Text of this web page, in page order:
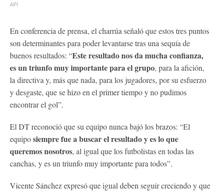
API
En conferencia de prensa, el charrúa señaló que estos tres puntos
son determinantes para poder levantarse tras una sequía de
buenos resultados: “Este resultado nos da mucha confianza,
es un triunfo muy importante para el grupo, para la afición,
la directiva y, más que nada, para los jugadores, por su esfuerzo
y desgaste, que se hizo en el primer tiempo y no pudimos
encontrar el gol”.
El DT reconoció que su equipo nunca bajó los brazos: “El
equiposiempre fue a buscar el resultado y es lo que
queremos nosotros, al igual que los futbolistas en todas las
canchas, y es un triunfo muy importante para todos”.
Vicente Sánchez expresó que igual deben seguir creciendo y que